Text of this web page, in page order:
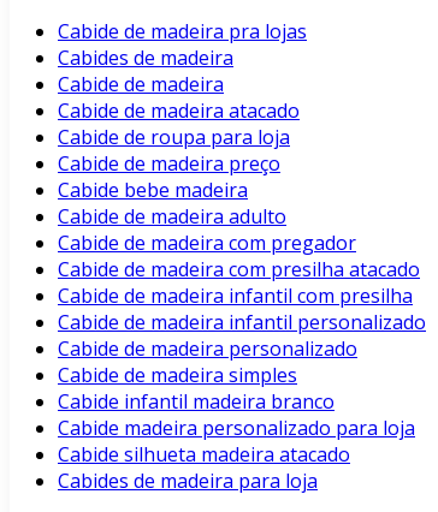
Cabide de madeira pra lojas
Cabides de madeira
Cabide de madeira
Cabide de madeira atacado
Cabide de roupa para loja
Cabide de madeira preço
Cabide bebe madeira
Cabide de madeira adulto
Cabide de madeira com pregador
Cabide de madeira com presilha atacado
Cabide de madeira infantil com presilha
Cabide de madeira infantil personalizado
Cabide de madeira personalizado
Cabide de madeira simples
Cabide infantil madeira branco
Cabide madeira personalizado para loja
Cabide silhueta madeira atacado
Cabides de madeira para loja